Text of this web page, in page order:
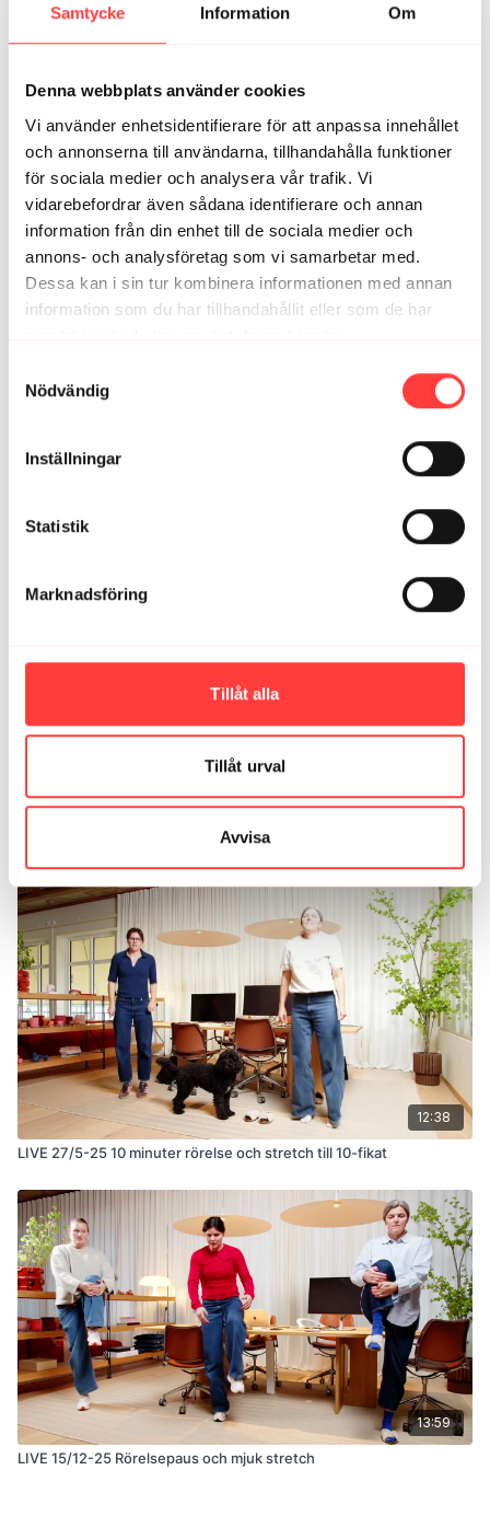
Samtycke Information Om
Denna webbplats använder cookies
Vi använder enhetsidentifierare för att anpassa innehållet
och annonserna till användarna, tillhandahålla funktioner
för sociala medier och analysera vår trafik. Vi
vidarebefordrar även sådana identifierare och annan
information från din enhet till de sociala medier och
annons- och analysföretag som vi samarbetar med.
Dessa kan i sin tur kombinera informationen med annan
information som du har tillhandahållit eller som de har
Nödvändig
Inställningar
Statistik
Marknadsföring
Tillåt alla
Tillåt urval
Avvisa
2 Visa svar (1)
1
Relaterade videor
LIVE BENSTRÄCKARE. Få upp värmen, mjuka upp kontorsryggen
13:19
LIVE 3/9-25. Tio minuters rörelsepaus!
12:38
LIVE 27/5-25 10 minuter rörelse och stretch till 10-fikat
13:59
LIVE 15/12-25 Rörelsepaus och mjuk stretch